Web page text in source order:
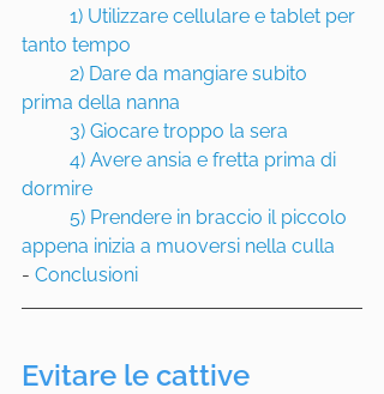
1) Utilizzare cellulare e tablet per
tanto tempo
2) Dare da mangiare subito
prima della nanna
3) Giocare troppo la sera
4) Avere ansia e fretta prima di
dormire
5) Prendere in braccio il piccolo
appena inizia a muoversi nella culla
- Conclusioni
Evitare le cattive